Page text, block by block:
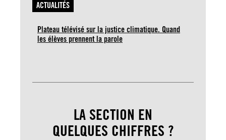
ACTUALITÉS
Plateau télévisé sur la justice climatique. Quand
les élèves prennent la parole
LA SECTION EN
QUELQUES CHIFFRES ?